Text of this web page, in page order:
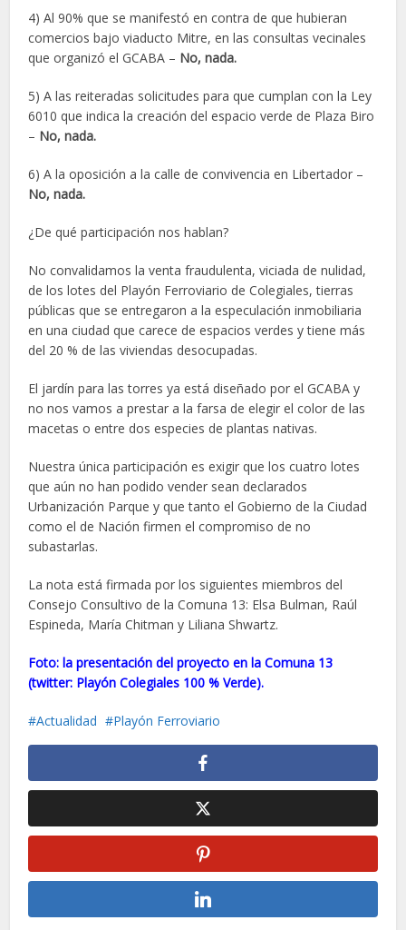
4) Al 90% que se manifestó en contra de que hubieran
comercios bajo viaducto Mitre, en las consultas vecinales
que organizó el GCABA – No, nada.
5) A las reiteradas solicitudes para que cumplan con la Ley
6010 que indica la creación del espacio verde de Plaza Biro
– No, nada.
6) A la oposición a la calle de convivencia en Libertador –
No, nada.
¿De qué participación nos hablan?
No convalidamos la venta fraudulenta, viciada de nulidad,
de los lotes del Playón Ferroviario de Colegiales, tierras
públicas que se entregaron a la especulación inmobiliaria
en una ciudad que carece de espacios verdes y tiene más
del 20 % de las viviendas desocupadas.
El jardín para las torres ya está diseñado por el GCABA y
no nos vamos a prestar a la farsa de elegir el color de las
macetas o entre dos especies de plantas nativas.
Nuestra única participación es exigir que los cuatro lotes
que aún no han podido vender sean declarados
Urbanización Parque y que tanto el Gobierno de la Ciudad
como el de Nación firmen el compromiso de no
subastarlas.
La nota está firmada por los siguientes miembros del
Consejo Consultivo de la Comuna 13: Elsa Bulman, Raúl
Espineda, María Chitman y Liliana Shwartz.
Foto: la presentación del proyecto en la Comuna 13
(twitter: Playón Colegiales 100 % Verde).
Actualidad Playón Ferroviario